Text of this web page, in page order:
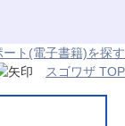
ト(電子書籍)を探す
スゴワザ TOP